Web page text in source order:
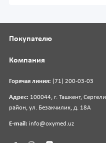
Горячая линия: (71) 200-03-03
Адрес: 100044, г. Ташкент,
район, ул. Безакчилик, д. 18А
E-mail: info@oxymed.uz
Покупателю
Компания